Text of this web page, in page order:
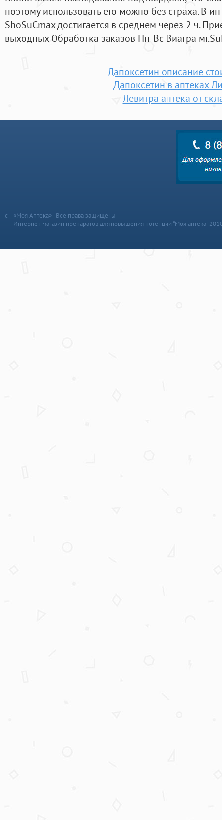
поэтому использовать его можно без страха. В
ShoSuCmax достигается в среднем через 2 ч.
выходных Обработка заказов Пн-Вс Виагра
Дапоксетин описание
Дапоксетин в аптеках
Левитра аптека от
«Моя Аптека» | Все права защищены
Интернет-магазин препаратов для повышения потенции “Моя аптека”